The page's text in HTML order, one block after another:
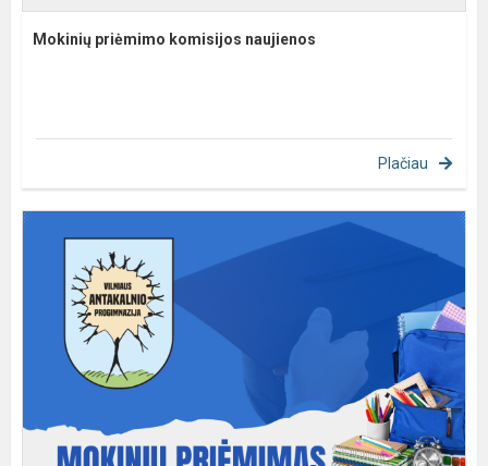
Mokinių priėmimo komisijos naujienos
Plačiau